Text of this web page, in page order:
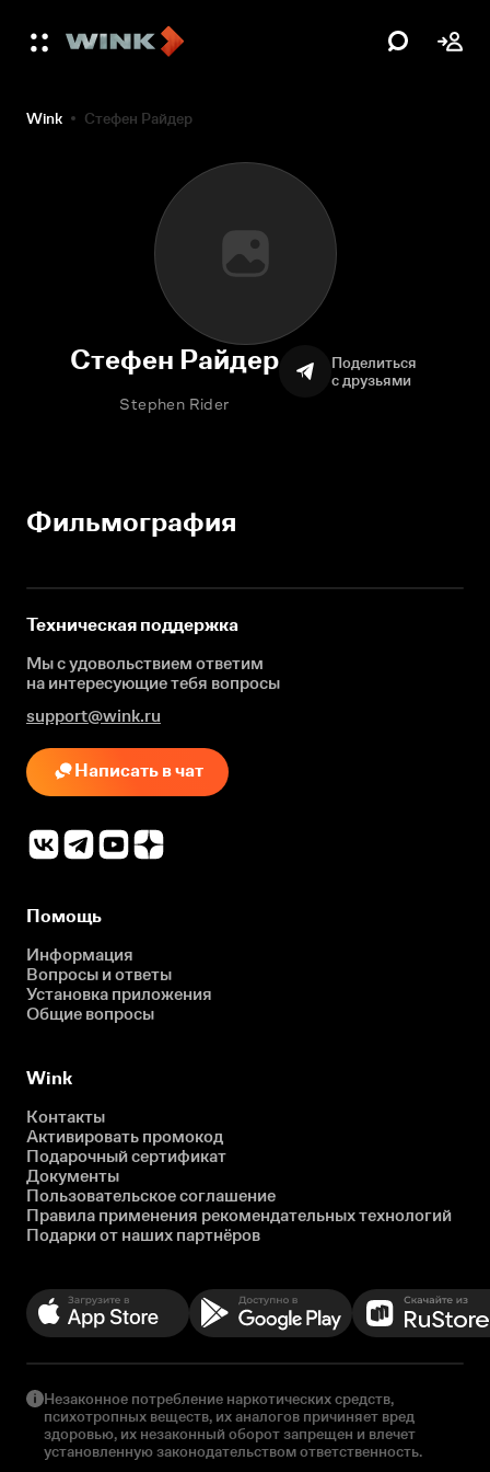
Wink Стефен Райдер
Стефен Райдер
Stephen Rider
Поделиться
с друзьями
Фильмография
Техническая поддержка
Мы с удовольствием ответим
на интересующиетебя вопросы
support@wink.ru
Написать в чат
Помощь
Информация
Вопросы и ответы
Установка приложения
Общие вопросы
Wink
Контакты
Активировать промокод
Подарочный сертификат
Документы
Пользовательское соглашение
Правила применения рекомендательных технологий
Подарки от наших партнёров
Незаконное потребление наркотических средств,
психотропных веществ, их аналогов причиняет вред
здоровью, их незаконный оборот запрещен и влечет
установленную законодательством ответственность.